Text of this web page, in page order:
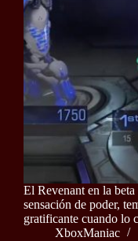
El Revenant en la
sensación de poder,
gratificante cuando lo
XboxManiac